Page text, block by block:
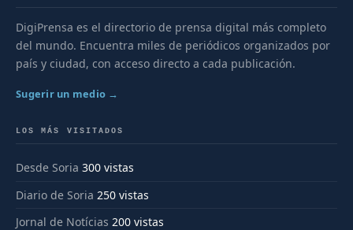
DigiPrensa es el directorio de prensa digital más completo
del mundo. Encuentra miles de periódicos organizados por
país y ciudad, con acceso directo a cada publicación.
Sugerir un medio →
LOS MÁS VISITADOS
Desde Soria 300 vistas
Diario de Soria 250 vistas
Jornal de Notícias 200 vistas